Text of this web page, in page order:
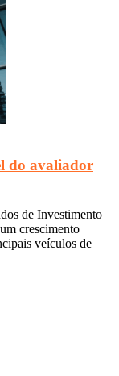
do avaliador
de Investimento
crescimento
veículos de